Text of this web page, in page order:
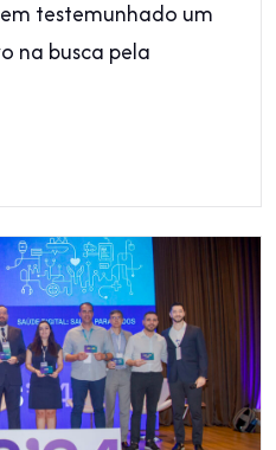
testemunhado um
na busca pela